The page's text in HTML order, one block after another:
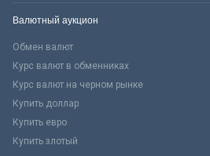
Валютный аукцион
Обмен валют
Курс валют в обменниках
Курс валют на черном рынке
Купить доллар
Купить евро
Купить злотый